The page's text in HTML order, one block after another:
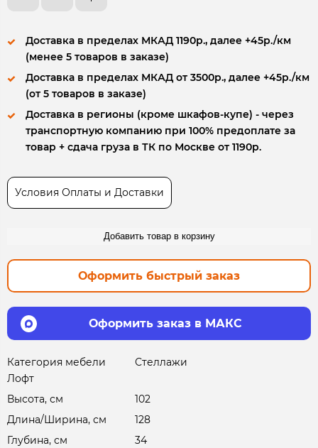
Доставка в пределах МКАД 1190р., далее +45р./км
(менее 5 товаров в заказе)
Доставка в пределах МКАД от 3500р., далее +45р./км
(от 5 товаров в заказе)
Доставка в регионы (кроме шкафов-купе) - через
транспортную компанию при 100% предоплате за
товар + сдача груза в ТК по Москве от 1190р.
Условия Оплаты и Доставки
Добавить товар в корзину
Оформить быстрый заказ
Оформить заказ в МАКС
Категория мебели
Лофт
Стеллажи
Высота, см
102
Длина/Ширина, см
128
Глубина, см
34